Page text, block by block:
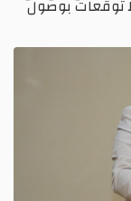
6100 جنيه وسط توقعات بوصول